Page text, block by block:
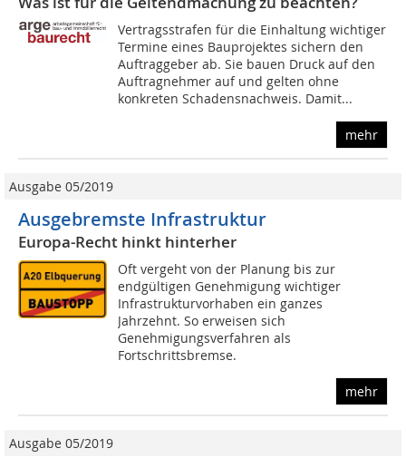
Vertragsstrafen für die Einhaltung wichtiger
Termine eines Bauprojektes sichern den
Auftraggeber ab. Sie bauen Druck auf den
Auftragnehmer auf und gelten ohne
konkreten Schadensnachweis. Damit...
mehr
Ausgabe 05/2019
Ausgebremste Infrastruktur
Europa-Recht hinkt hinterher
Oft vergeht von der Planung bis zur
endgültigen Genehmigung wichtiger
Infrastrukturvorhaben ein ganzes
Jahrzehnt. So erweisen sich
Genehmigungsverfahren als
Fortschrittsbremse.
mehr
Ausgabe 05/2019